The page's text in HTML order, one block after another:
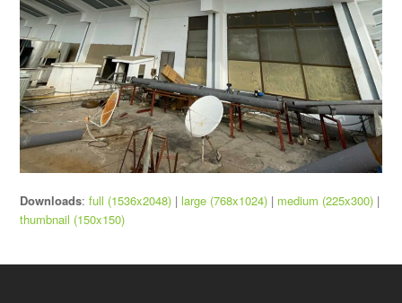
Downloads:full (1536x2048) |large (768x1024) | medium (225x300) |
thumbnail (150x150)